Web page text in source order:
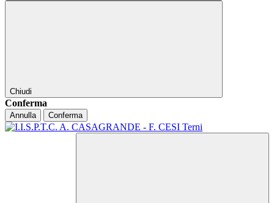
Chiudi
Conferma
Annulla Conferma